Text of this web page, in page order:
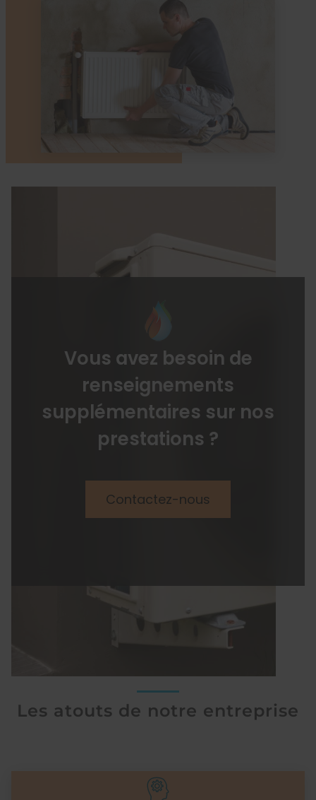
Vous avez besoin de
renseignements
supplémentaires sur nos
prestations ?
Contactez-nous
Les atouts de notre entreprise